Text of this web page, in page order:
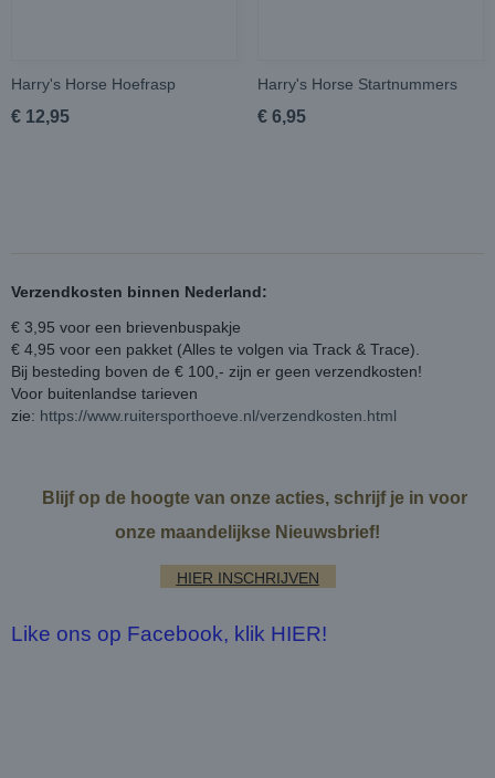
Harry's Horse Hoefrasp
€ 12,95
Harry's Horse Startnummers
€ 6,95
Verzendkosten binnen Nederland:
€ 3,95 voor een brievenbuspakje
€ 4,95 voor een pakket (Alles te volgen via Track & Trace).
Bij besteding boven de € 100,- zijn er geen verzendkosten!
Voor buitenlandse tarieven
zie: https://www.ruitersporthoeve.nl/verzendkosten.html
Blijf op de hoogte van onze acties, schrijf je in voor
onze maandelijkse Nieuwsbrief!
HIER INSCHRIJVEN
Like ons op Facebook, klik HIER!